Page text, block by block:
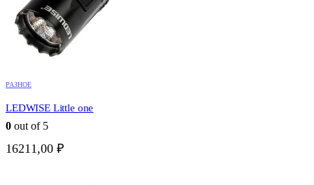
РАЗНОЕ
LEDWISE Little one
0 out of 5
16211,00 ₽